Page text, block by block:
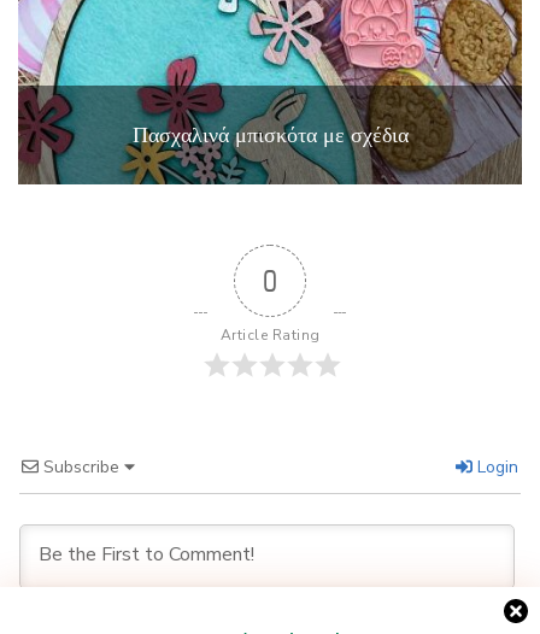
Πασχαλινά μπισκότα με σχέδια
0
Article Rating
Subscribe Login